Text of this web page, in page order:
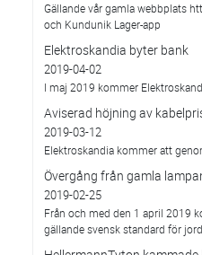
Gällande vår gamla webbplats
och Kundunik Lager-app
Elektroskandia byter bank
2019-04-02
I maj 2019 kommer
Aviserad höjning av
2019-03-12
Elektroskandia kommer att
Övergång från gamla
2019-02-25
Från och med den 1 april 2019
gällande svensk standard för